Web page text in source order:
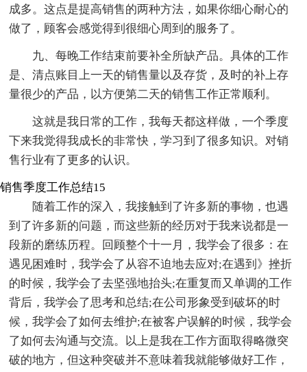
成多。这点是提高销售的两种方法，如果你细心耐心的
做了，顾客会感觉得到很细心周到的服务了。
九、每晚工作结束前要补全所缺产品。具体的工作
是、清点账目上一天的销售量以及存货，及时的补上存
量很少的产品，以方便第二天的销售工作正常顺利。
这就是我日常的工作，我每天都这样做，一个季度
下来我觉得我成长的非常快，学习到了很多知识。对销
售行业有了更多的认识。
销售季度工作总结15
随着工作的深入，我接触到了许多新的事物，也遇
到了许多新的问题，而这些新的经历对于我来说都是一
段新的磨练历程。回顾整个十一月，我学会了很多：在
遇见困难时，我学会了从容不迫地去应对;在遇到》挫折
的时候，我学会了去坚强地抬头;在重复而又单调的工作
背后，我学会了思考和总结;在公司形象受到破坏的时
候，我学会了如何去维护;在被客户误解的时候，我学会
了如何去沟通与交流。以上是我在工作方面取得略微突
破的地方，但这种突破并不意味着我就能够做好工作，